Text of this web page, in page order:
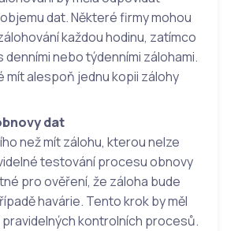
dat. Některé firmy mohou
každou hodinu, zatímco
denními nebo týdenními zálohami.
mít alespoň jednu kopii zálohy
dat
než mít zálohu, kterou nelze
testování procesu obnovy
pro ověření, že záloha bude
havárie. Tento krok by měl
kontrolních procesů.